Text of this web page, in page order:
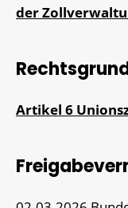
der
Artikel 6